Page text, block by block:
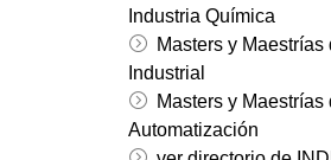
Industria Química
Masters y Maestrías
Industrial
Masters y Maestrías
Automatización